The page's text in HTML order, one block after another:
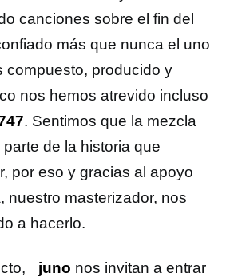
canciones sobre el fin del
más que nunca el uno
compuesto, producido y
nos hemos atrevido incluso
. Sentimos que la mezcla
de la historia que
por eso y gracias al apoyo
nuestro masterizador, nos
a hacerlo.
_juno nos invitan a entrar